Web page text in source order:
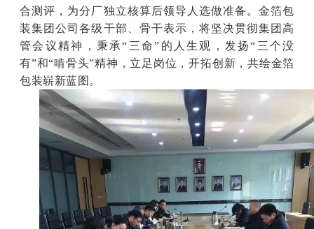
合测评，为分厂独立核算后领导人选做准备。金箔包
装集团公司各级干部、骨干表示，将坚决贯彻集团高
管会议精神，秉承“三命”的人生观，发扬“三个没
有”和“啃骨头”精神，立足岗位，开拓创新，共绘金箔
包装崭新蓝图。